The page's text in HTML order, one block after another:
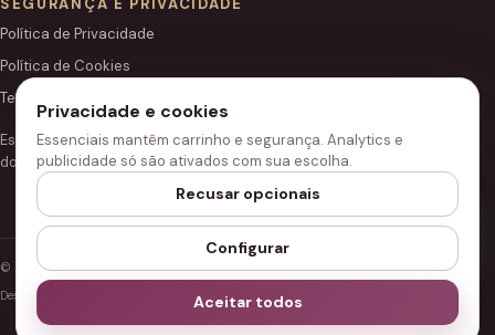
Política de Privacidade
Política de Cookies
Termos de Uso
Este site é independente e não é o portal institucional oficial
do Grupo Hinode.
© 2026 Loja Hinode.
Desenvolvido para performance, segurança e acessibilidade.
Configurar cookies
Privacidade e cookies
Essenciais mantêm carrinho e segurança. Analytics e
publicidade só são ativados com sua escolha.
Recusar opcionais
Configurar
Aceitar todos